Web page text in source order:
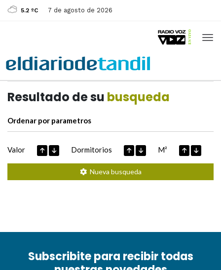
5.2 ºC 7 de agosto de 2026
Resultado de su busqueda
Ordenar por parametros
Valor Dormitorios M²
Nueva busqueda
Subscribite para recibir todas